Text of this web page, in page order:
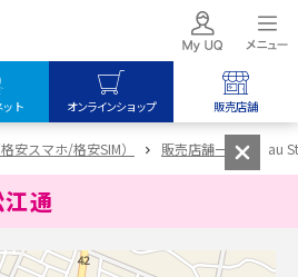
ト オンラインショップ 販売店舗
方
安スマホ/格安SIM） 販売店舗一覧 au
通